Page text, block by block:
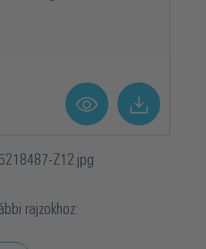
Z12.jpg
rajzokhoz: